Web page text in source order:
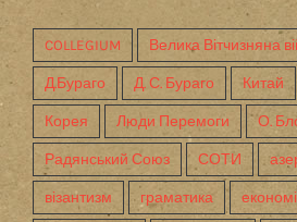
COLLEGIUM Велика Вітчизняна
Д.Бураго Д. С. Бураго Китай
Корея Люди Перемоги О.
Радянський Союз СОТИ
візантизм граматика